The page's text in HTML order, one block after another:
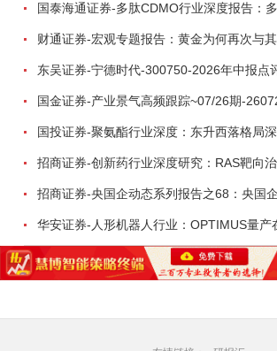
国金证券-产业景气高频跟踪~07/26期-